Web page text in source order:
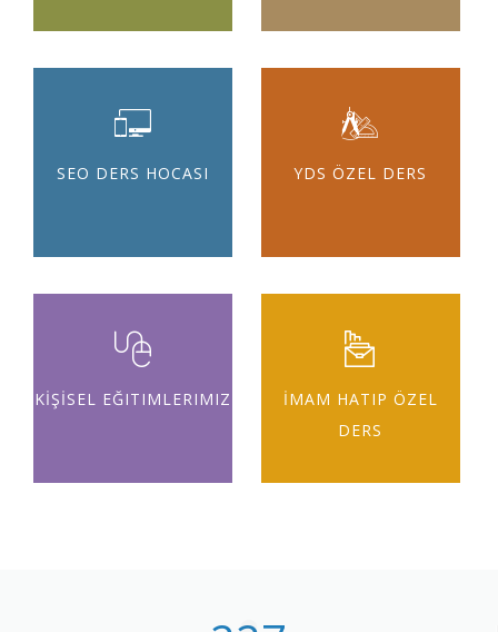
SEO DERS HOCASI YDS ÖZEL DERS
KİŞİSEL EĞITIMLERIMIZ
İMAM HATIP ÖZEL
DERS